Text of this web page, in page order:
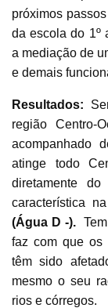
próximos
da escola do 1º
a mediação de
e demais
Resultados:
região Centro-
acompanhado
atinge todo
diretamente
característica
(Água D -).
faz com que os
têm sido
mesmo o seu
rios e córregos.